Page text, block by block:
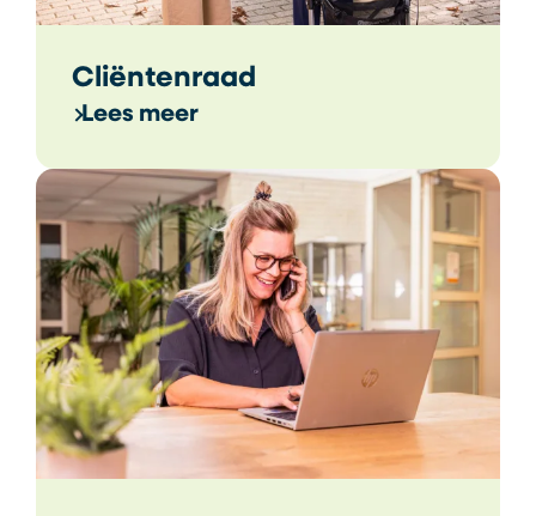
Cliëntenraad
Lees meer